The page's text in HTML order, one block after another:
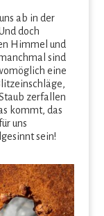
ab in der
doch
Himmel und
sind
eine
zerfallen
kommt, das
uns
sein!